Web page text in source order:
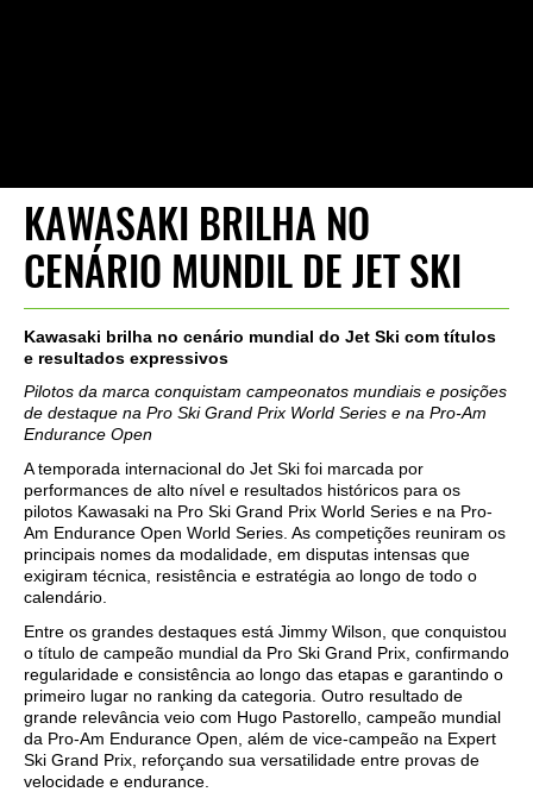
KAWASAKI BRILHA NO
CENÁRIO MUNDIL DE JET SKI
Kawasaki brilha no cenário mundial do Jet Ski com títulos
e resultados expressivos
Pilotos da marca conquistam campeonatos mundiais e posições
de destaque na Pro Ski Grand Prix World Series e na Pro-Am
Endurance Open
A temporada internacional do Jet Ski foi marcada por
performances de alto nível e resultados históricos para os
pilotos Kawasaki na Pro Ski Grand Prix World Series e na Pro-
Am Endurance Open World Series. As competições reuniram os
principais nomes da modalidade, em disputas intensas que
exigiram técnica, resistência e estratégia ao longo de todo o
calendário.
Entre os grandes destaques está Jimmy Wilson, que conquistou
o título de campeão mundial da Pro Ski Grand Prix, confirmando
regularidade e consistência ao longo das etapas e garantindo o
primeiro lugar no ranking da categoria. Outro resultado de
grande relevância veio com Hugo Pastorello, campeão mundial
da Pro-Am Endurance Open, além de vice-campeão na Expert
Ski Grand Prix, reforçando sua versatilidade entre provas de
velocidade e endurance.